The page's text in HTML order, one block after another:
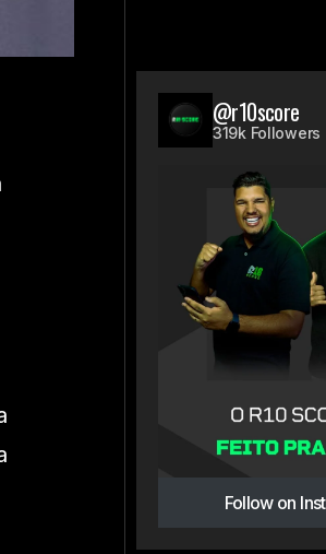
@r10score
319k Followers
Follow on